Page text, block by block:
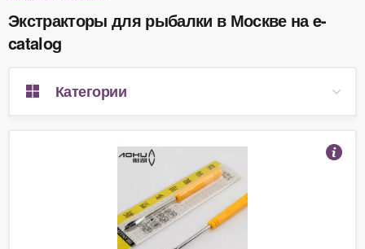
Экстракторы для рыбалки в Москве на e-
catalog
Категории